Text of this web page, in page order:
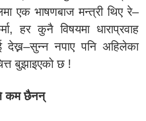
एक भाषणबाज मन्त्री थिए रे–
हर कुनै विषयमा धाराप्रवाह
नपाए पनि अहिलेका
बुझाइएको छ !
कम छैनन्